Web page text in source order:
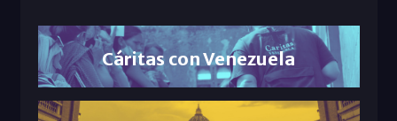
Cáritas con Venezuela